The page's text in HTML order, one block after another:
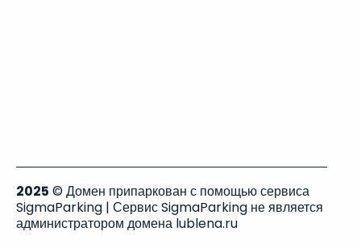
2025 © Домен припаркован с помощью сервиса
SigmaParking | Сервис SigmaParking не является
администратором домена lublena.ru